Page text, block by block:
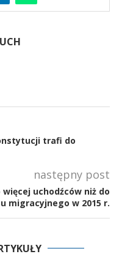
trafi do
następny post
uchodźców niż do
migracyjnego w 2015 r.